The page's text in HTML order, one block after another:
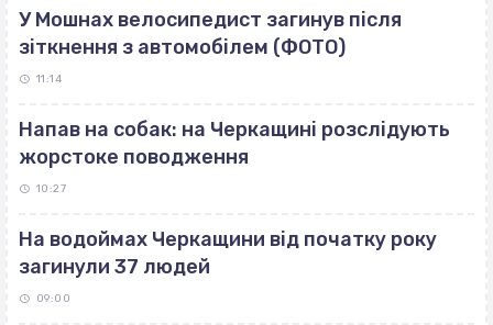
У Мошнах велосипедист загинув після
зіткнення з автомобілем (ФОТО)
11:14
Напав на собак: на Черкащині розслідують
жорстоке поводження
10:27
На водоймах Черкащини від початку року
загинули 37 людей
09:00